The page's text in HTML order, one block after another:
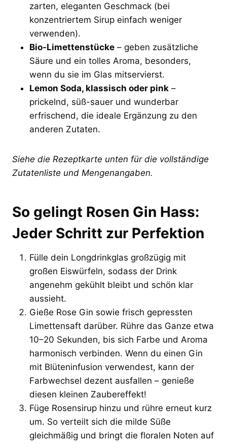
zarten, eleganten Geschmack (bei
konzentriertem Sirup einfach weniger
verwenden).
Bio-Limettenstücke – geben zusätzliche
Säure und ein tolles Aroma, besonders,
wenn du sie im Glas mitservierst.
Lemon Soda, klassisch oder pink –
prickelnd, süß-sauer und wunderbar
erfrischend, die ideale Ergänzung zu den
anderen Zutaten.
Siehe die Rezeptkarte unten für die vollständige
Zutatenliste und Mengenangaben.
So gelingt Rosen Gin Hass:
Jeder Schritt zur Perfektion
Fülle dein Longdrinkglas großzügig mit
großen Eiswürfeln, sodass der Drink
angenehm gekühlt bleibt und schön klar
aussieht.
Gieße Rose Gin sowie frisch gepressten
Limettensaft darüber. Rühre das Ganze etwa
10–20 Sekunden, bis sich Farbe und Aroma
harmonisch verbinden. Wenn du einen Gin
mit Blüteninfusion verwendest, kann der
Farbwechsel dezent ausfallen – genieße
diesen kleinen Zaubereffekt!
Füge Rosensirup hinzu und rühre erneut kurz
um. So verteilt sich die milde Süße
gleichmäßig und bringt die floralen Noten auf